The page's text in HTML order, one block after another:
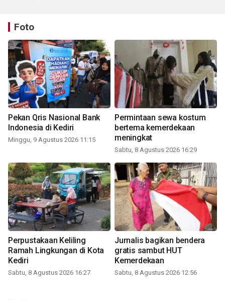
Foto
Pekan Qris Nasional Bank
Indonesia di Kediri
Minggu, 9 Agustus 2026 11:15
Permintaan sewa kostum
bertema kemerdekaan
meningkat
Sabtu, 8 Agustus 2026 16:29
Perpustakaan Keliling
Ramah Lingkungan di Kota
Kediri
Sabtu, 8 Agustus 2026 16:27
Jurnalis bagikan bendera
gratis sambut HUT
Kemerdekaan
Sabtu, 8 Agustus 2026 12:56